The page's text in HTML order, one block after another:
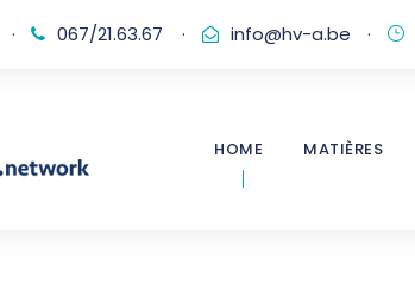
· 067/21.63.67 · info@hv-a.be ·
HOME MATIÈRES